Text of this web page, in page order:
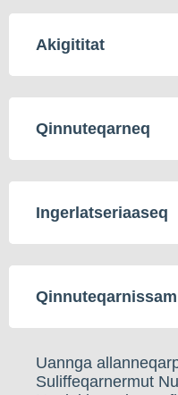
Akigititat
Qinnuteqarneq
Ingerlatseriaaseq
Uannga
Suliffeqarnermut